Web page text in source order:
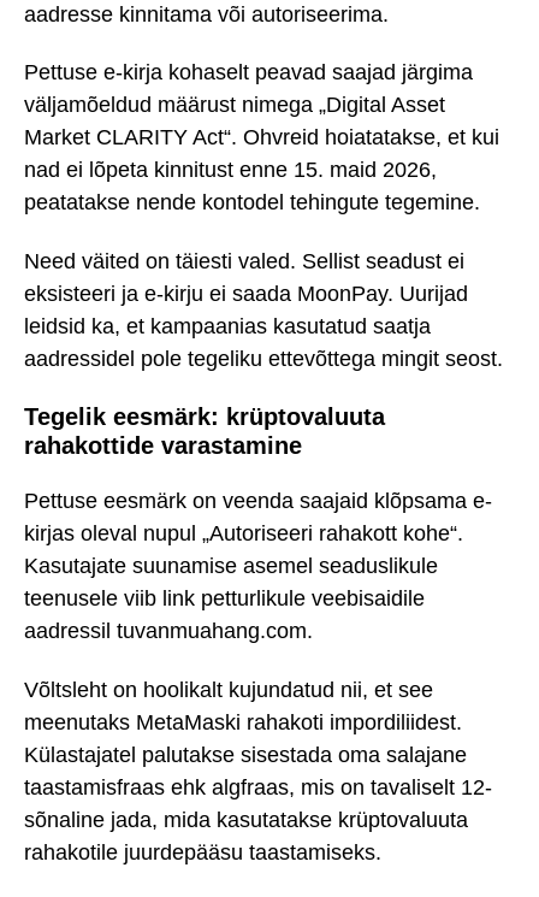
aadresse kinnitama või autoriseerima.
Pettuse e-kirja kohaselt peavad saajad järgima
väljamõeldud määrust nimega „Digital Asset
Market CLARITY Act“. Ohvreid hoiatatakse, et kui
nad ei lõpeta kinnitust enne 15. maid 2026,
peatatakse nende kontodel tehingute tegemine.
Need väited on täiesti valed. Sellist seadust ei
eksisteeri ja e-kirju ei saada MoonPay. Uurijad
leidsid ka, et kampaanias kasutatud saatja
aadressidel pole tegeliku ettevõttega mingit seost.
Tegelik eesmärk: krüptovaluuta
rahakottide varastamine
Pettuse eesmärk on veenda saajaid klõpsama e-
kirjas oleval nupul „Autoriseeri rahakott kohe“.
Kasutajate suunamise asemel seaduslikule
teenusele viib link petturlikule veebisaidile
aadressil tuvanmuahang.com.
Võltsleht on hoolikalt kujundatud nii, et see
meenutaks MetaMaski rahakoti impordiliidest.
Külastajatel palutakse sisestada oma salajane
taastamisfraas ehk algfraas, mis on tavaliselt 12-
sõnaline jada, mida kasutatakse krüptovaluuta
rahakotile juurdepääsu taastamiseks.